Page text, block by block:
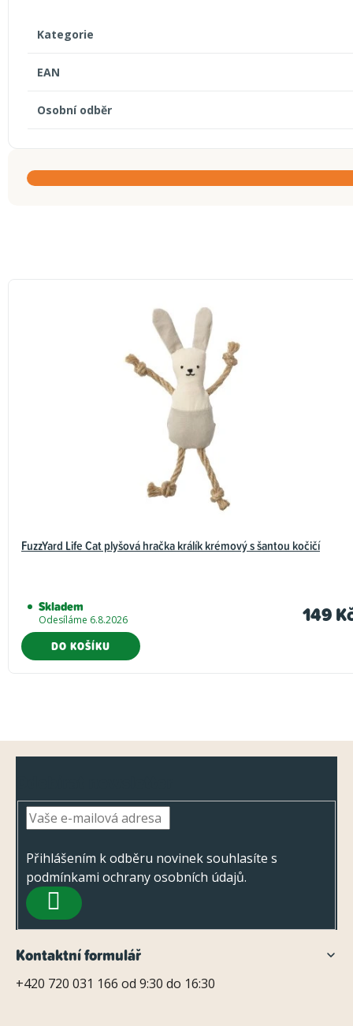
Kategorie
EAN
Osobní odběr
FuzzYard Life Cat plyšová hračka králík krémový s šantou kočičí
Skladem
Odesíláme 6.8.2026 149
DO KOŠÍKU
Přihlášením k odběru novinek souhlasíte s
podmínkami ochrany osobních údajů.
PŘIHLÁSIT
Kontaktní formulář
+420 720 031 166 od 9:30 do 16:30